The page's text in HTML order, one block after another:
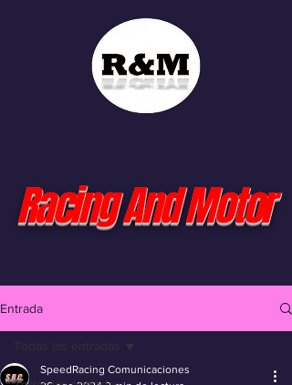
Racing And Motor
Entrada
Todas las entradas
SpeedRacing Comunicaciones